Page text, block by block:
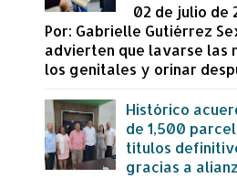
02 de julio de
Por: Gabrielle Gutiérrez
advierten que lavarse las
los genitales y orinar
Histórico
de 1,500
títulos
gracias a